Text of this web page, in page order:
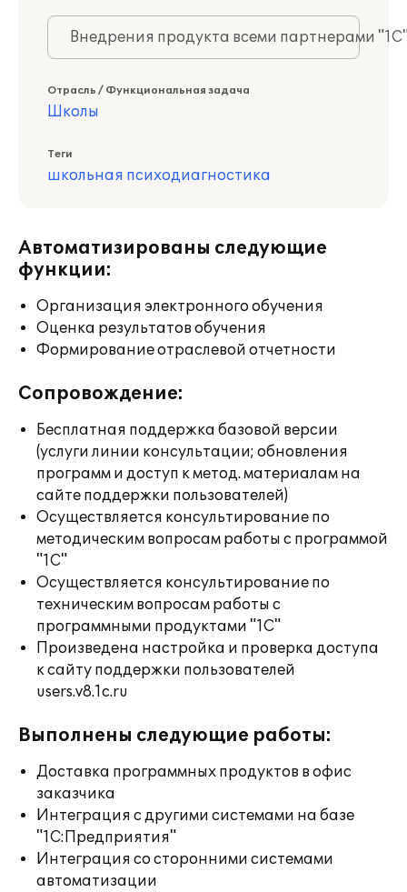
Внедрения продукта всеми партнерами
Отрасль / Функциональная задача
Школы
Теги
школьная психодиагностика
Автоматизированы следующие
функции:
Организация электронного обучения
Оценка результатов обучения
Формирование отраслевой отчетности
Сопровождение:
Бесплатная поддержка базовой версии
(услуги линии консультации; обновления
программ и доступ к метод. материалам на
сайте поддержки пользователей)
Осуществляется консультирование по
методическим вопросам работы с программой
"1С"
Осуществляется консультирование по
техническим вопросам работы с
программными продуктами "1С"
Произведена настройка и проверка доступа
к сайту поддержки пользователей
users.v8.1c.ru
Выполнены следующие работы:
Доставка программных продуктов в офис
заказчика
Интеграция с другими системами на базе
"1С:Предприятия"
Интеграция со сторонними системами
автоматизации